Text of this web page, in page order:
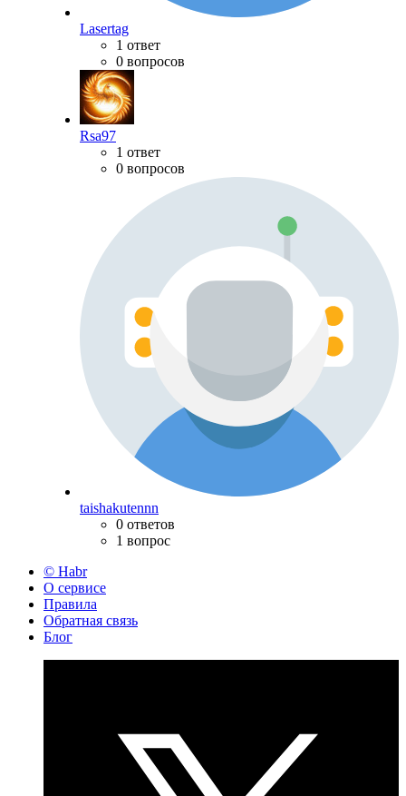
Lasertag
1 ответ
0 вопросов
Rsa97
1 ответ
0 вопросов
taishakutennn
0 ответов
1 вопрос
© Habr
О сервисе
Правила
Обратная связь
Блог